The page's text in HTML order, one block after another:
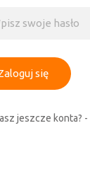
się
jeszcze konta? -